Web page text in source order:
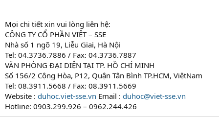
Mọi chi tiết xin vui lòng liên hệ:
CÔNG TY CỔ PHẦN VIỆT – SSE
Nhà số 1 ngõ 19, Liễu Giai, Hà Nội
Tel: 04.3736.7886 / Fax: 04.3736.7887
VĂN PHÒNG ĐẠI DIỆN TẠI TP. HỒ CHÍ MINH
Số 156/2 Cộng Hòa, P12, Quận Tân Bình TP.HCM, ViệtNam
Tel: 08.3911.5668 / Fax: 08.3911.5669
Website : duhoc.viet-sse.vn Email : duhoc@viet-sse.vn
Hotline: 0903.299.926 – 0962.244.426